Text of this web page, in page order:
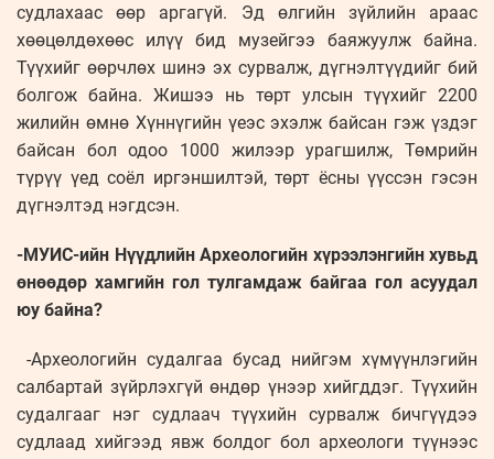
судлахаас өөр аргагүй. Эд өлгийн зүйлийн араас
хөөцөлдөхөөс илүү бид музейгээ баяжуулж байна.
Түүхийг өөрчлөх шинэ эх сурвалж, дүгнэлтүүдийг бий
болгож байна. Жишээ нь төрт улсын түүхийг 2200
жилийн өмнө Хүннүгийн үеэс эхэлж байсан гэж үздэг
байсан бол одоо 1000 жилээр урагшилж, Төмрийн
түрүү үед соёл иргэншилтэй, төрт ёсны үүссэн гэсэн
дүгнэлтэд нэгдсэн.
-МУИС-ийн Нүүдлийн Археологийн хүрээлэнгийн хувьд
өнөөдөр хамгийн гол тулгамдаж байгаа гол асуудал
юу байна?
-Археологийн судалгаа бусад нийгэм хүмүүнлэгийн
салбартай зүйрлэхгүй өндөр үнээр хийгддэг. Түүхийн
судалгааг нэг судлаач түүхийн сурвалж бичгүүдээ
судлаад хийгээд явж болдог бол археологи түүнээс